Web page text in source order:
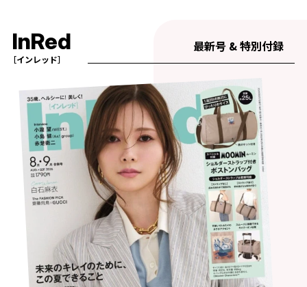
InRed
［インレッド］
最新号 & 特別付録